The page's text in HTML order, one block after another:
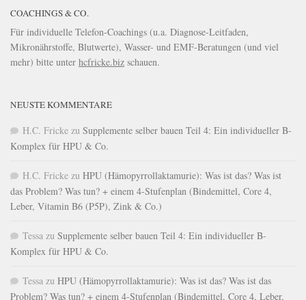
COACHINGS & CO.
Für individuelle Telefon-Coachings (u.a. Diagnose-Leitfaden,
Mikronährstoffe, Blutwerte), Wasser- und EMF-Beratungen (und viel
mehr) bitte unter hcfricke.biz schauen.
NEUSTE KOMMENTARE
H.C. Fricke zu Supplemente selber bauen Teil 4: Ein individueller B-
Komplex für HPU & Co.
H.C. Fricke zu HPU (Hämopyrrollaktamurie): Was ist das? Was ist
das Problem? Was tun? + einem 4-Stufenplan (Bindemittel, Core 4,
Leber, Vitamin B6 (P5P), Zink & Co.)
Tessa zu Supplemente selber bauen Teil 4: Ein individueller B-
Komplex für HPU & Co.
Tessa zu HPU (Hämopyrrollaktamurie): Was ist das? Was ist das
Problem? Was tun? + einem 4-Stufenplan (Bindemittel, Core 4, Leber,